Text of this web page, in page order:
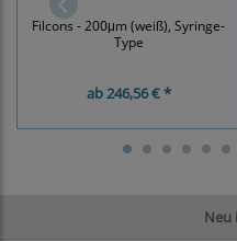
Neu
Filcons - 200μm (weiß), Syringe-
Type
ab246,56 € *